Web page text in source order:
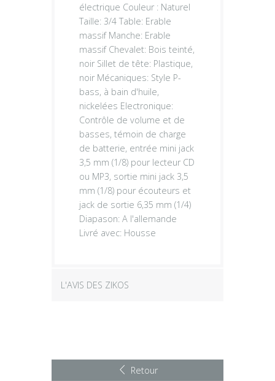
électrique Couleur : Naturel
Taille: 3/4 Table: Erable
massif Manche: Erable
massif Chevalet: Bois teinté,
noir Sillet de tête: Plastique,
noir Mécaniques: Style P-
bass, à bain d'huile,
nickelées Electronique:
Contrôle de volume et de
basses, témoin de charge
de batterie, entrée mini jack
3,5 mm (1/8) pour lecteur CD
ou MP3, sortie mini jack 3,5
mm (1/8) pour écouteurs et
jack de sortie 6,35 mm (1/4)
Diapason: A l'allemande
Livré avec: Housse
L'AVIS DES ZIKOS
Retour